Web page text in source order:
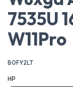
7535U
W11Pro
B0FY2LT
HP